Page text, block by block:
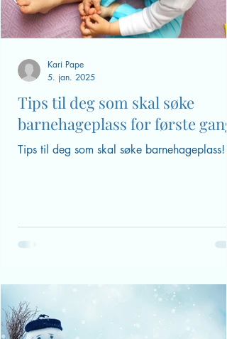
Tips til deg som skal søke
barnehageplass for første gang
Kari Pape
5. jan. 2025